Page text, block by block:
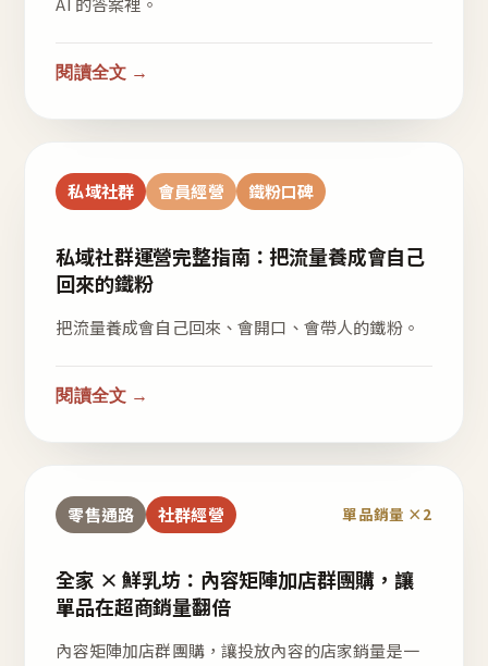
閱讀全文 →
私域社群 會員經營 鐵粉口碑
私域社群運營完整指南：把流量養成會自己
回來的鐵粉
把流量養成會自己回來、會開口、會帶人的鐵粉。
閱讀全文 →
零售通路 社群經營 單品銷量 ×2
全家 × 鮮乳坊：內容矩陣加店群團購，讓
單品在超商銷量翻倍
內容矩陣加店群團購，讓投放內容的店家銷量是一